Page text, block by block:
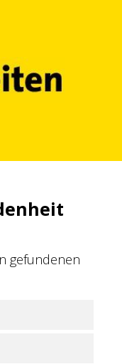
gefundenen